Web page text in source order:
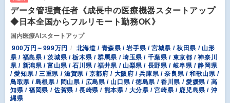
データ管理責任者《成長中の医療機器スタートアップ
◆日本全国からフルリモート勤務OK》
国内医療AIスタートアップ
900万円～999万円
北海道 / 青森県 / 岩手県 / 宮城県 / 秋田県 / 山形
県 / 福島県 / 茨城県 / 栃木県 / 群馬県 / 埼玉県 / 千葉県 / 東京都 / 神奈川
県 / 新潟県 / 富山県 / 石川県 / 福井県 / 山梨県 / 長野県 / 岐阜県 / 静岡県
/ 愛知県 / 三重県 / 滋賀県 / 京都府 / 大阪府 / 兵庫県 / 奈良県 / 和歌山県 /
鳥取県 / 島根県 / 岡山県 / 広島県 / 山口県 / 徳島県 / 香川県 / 愛媛県 / 高
知県 / 福岡県 / 佐賀県 / 長崎県 / 熊本県 / 大分県 / 宮崎県 / 鹿児島県 / 沖
縄県